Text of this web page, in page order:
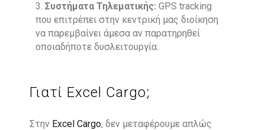
Συστήματα Τηλεματικής: GPS tracking
που επιτρέπει στην κεντρική μας διοίκηση
να παρεμβαίνει άμεσα αν παρατηρηθεί
οποιαδήποτε δυσλειτουργία.
Γιατί Excel Cargo;
Στην Excel Cargo, δεν μεταφέρουμε απλώς